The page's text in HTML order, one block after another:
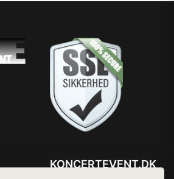
KONCERTEVENT.DK